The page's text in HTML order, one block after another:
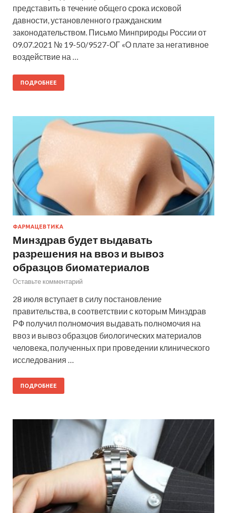
представить в течение общего срока исковой
давности, установленного гражданским
законодательством. Письмо Минприроды России от
09.07.2021 № 19-50/9527-ОГ «О плате за негативное
воздействие на …
ПОДРОБНЕЕ
ФАРМАЦЕВТИКА
Минздрав будет выдавать
разрешения на ввоз и вывоз
образцов биоматериалов
Оставьте комментарий
28 июля вступает в силу постановление
правительства, в соответствии с которым Минздрав
РФ получил полномочия выдавать полномочия на
ввоз и вывоз образцов биологических материалов
человека, полученных при проведении клинического
исследования …
ПОДРОБНЕЕ